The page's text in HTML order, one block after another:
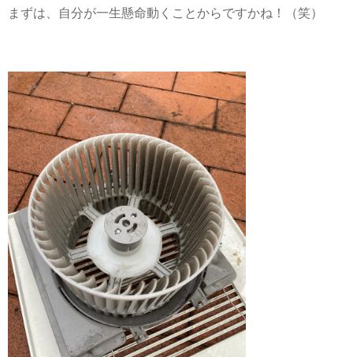
まずは、自分が一生懸命動くことからですかね！（笑）